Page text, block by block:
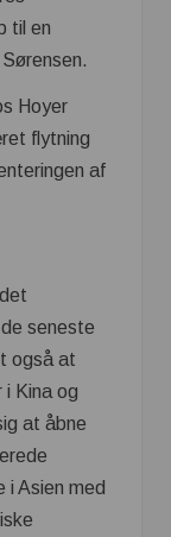
til en
Hoyer
flytning
af
seneste
også at
i Kina og
at åbne
Asien med